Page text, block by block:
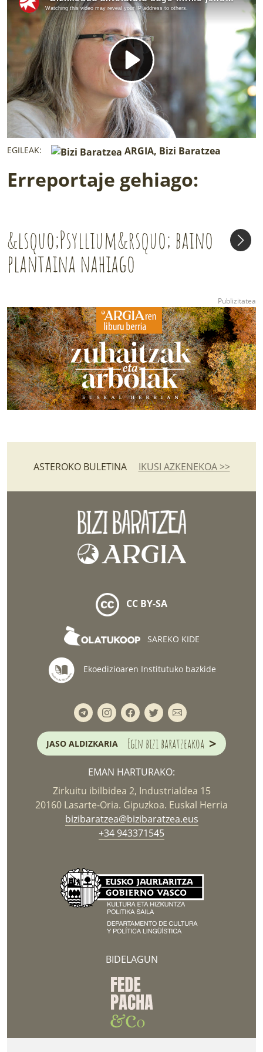
EGILEAK: ARGIA, Bizi Baratzea
Erreportaje gehiago:
&lsquo;Psyllium&rsquo; baino
plantaina nahiago
ASTEROKO BULETINA IKUSI AZKENEKOA >>
CC BY-SA
SAREKO KIDE
Ekoedizioaren Institutuko bazkide
JASO ALDIZKARIA Egin bizi baratzeakoa >
EMAN HARTURAKO:
Zirkuitu ibilbidea 2, Industrialdea 15
20160 Lasarte-Oria. Gipuzkoa. Euskal Herria
bizibaratzea@bizibaratzea.eus
+34 943371545
BIDELAGUN